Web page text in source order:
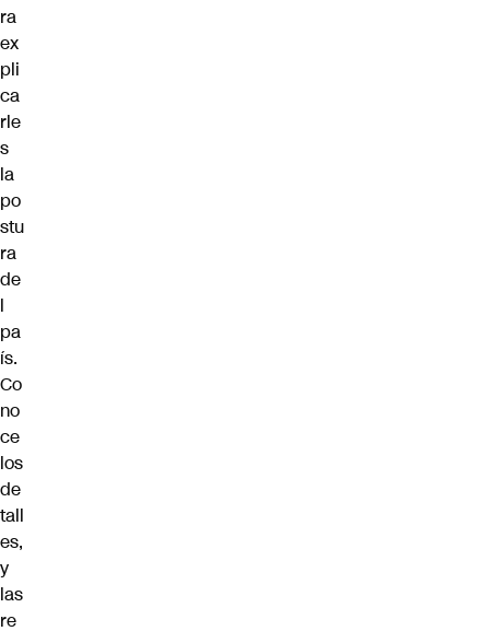
ra
ex
pli
ca
rle
s
la
po
stu
ra
de
l
pa
ís.
Co
no
ce
los
de
tall
es,
y
las
re